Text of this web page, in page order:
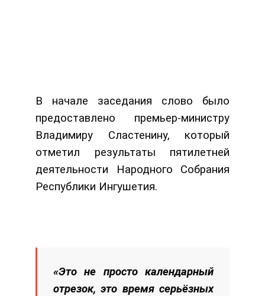
В начале заседания слово было
предоставлено премьер-министру
Владимиру Сластенину, который
отметил результаты пятилетней
деятельности Народного Собрания
Республики Ингушетия.
«Это не просто календарный
отрезок, это время серьёзных